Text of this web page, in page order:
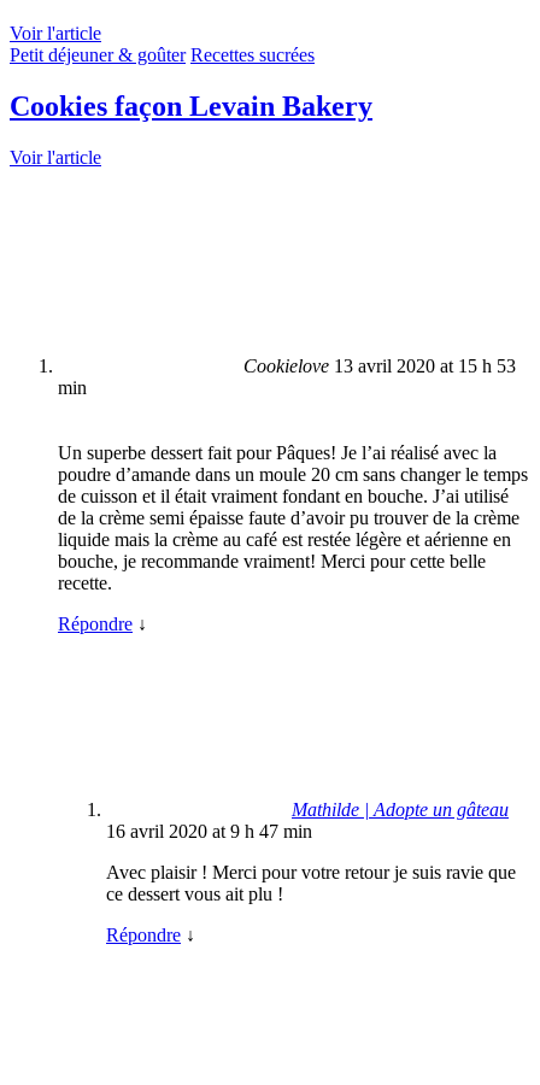
Voir l'article
Petit déjeuner & goûter Recettes sucrées
Cookies façon Levain Bakery
Voir l'article
Cookielove 13 avril 2020 at 15 h 53
min
Un superbe dessert fait pour Pâques! Je l’ai réalisé avec la
poudre d’amande dans un moule 20 cm sans changer le temps
de cuisson et il était vraiment fondant en bouche. J’ai utilisé
de la crème semi épaisse faute d’avoir pu trouver de la crème
liquide mais la crème au café est restée légère et aérienne en
bouche, je recommande vraiment! Merci pour cette belle
recette.
Répondre ↓
Mathilde | Adopte un gâteau
16 avril 2020 at 9 h 47 min
Avec plaisir ! Merci pour votre retour je suis ravie que
ce dessert vous ait plu !
Répondre ↓